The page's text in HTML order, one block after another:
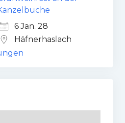
6 Jan. 28
Häfnerhaslach